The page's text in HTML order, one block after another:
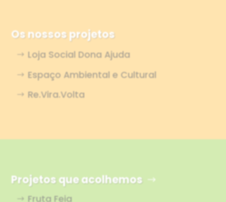
Os nossos projetos
Loja Social Dona Ajuda
Espaço Ambiental e Cultural
Re.Vira.Volta
Projetos que acolhemos
Fruta Feia